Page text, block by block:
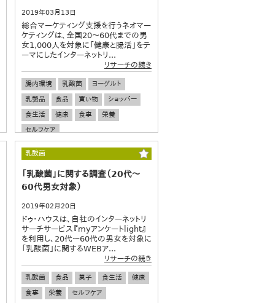
2019年03月13日
総合マーケティング支援を行うネオマー
ケティングは、全国20～60代までの男
女1,000人を対象に「健康と腸活」をテ
ーマにしたインターネットリ...
リサーチの続き
腸内環境 乳酸菌
ヨーグルト
乳製品
食品 買い物
ショッパー
食生活
健康 食事
栄養
セルフケア
乳酸菌
「乳酸菌」に関する調査（20代～
60代男女対象）
2019年02月20日
ドゥ・ハウスは、自社のインターネットリ
サーチサービス『myアンケートlight』
を利用し、20代～60代の男女を対象に
「乳酸菌」に関するWEBア...
リサーチの続き
乳酸菌 食品 菓子 食生活
健康
食事
栄養 セルフケア